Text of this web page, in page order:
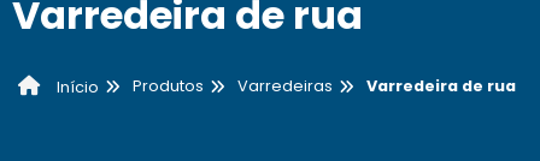
Varredeira de rua
Início Produtos Varredeiras Varredeira de rua